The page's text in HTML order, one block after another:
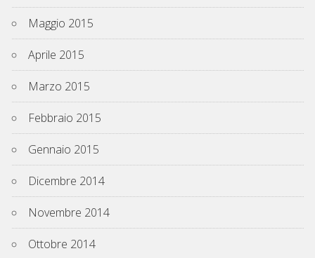
Maggio 2015
Aprile 2015
Marzo 2015
Febbraio 2015
Gennaio 2015
Dicembre 2014
Novembre 2014
Ottobre 2014